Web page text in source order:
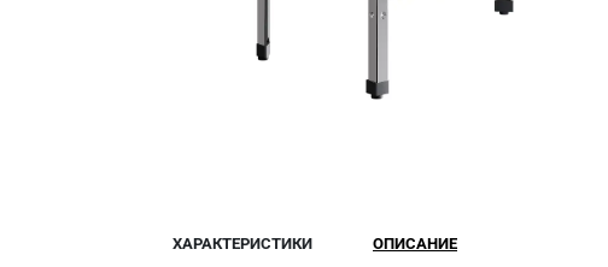
ХАРАКТЕРИСТИКИ ОПИСАНИЕ